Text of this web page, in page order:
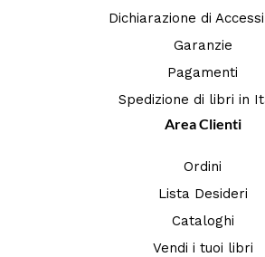
Dichiarazione di
Garanzie
Pagamenti
Spedizione di libri in
Area Clienti
Ordini
Lista Desideri
Cataloghi
Vendi i tuoi libri